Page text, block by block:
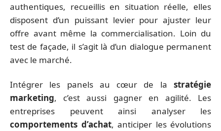
authentiques, recueillis en situation réelle, elles
disposent d’un puissant levier pour ajuster leur
offre avant même la commercialisation. Loin du
test de façade, il s’agit là d’un dialogue permanent
avec le marché.
Intégrer les panels au cœur de la stratégie
marketing, c’est aussi gagner en agilité. Les
entreprises peuvent ainsi analyser les
comportements d’achat, anticiper les évolutions